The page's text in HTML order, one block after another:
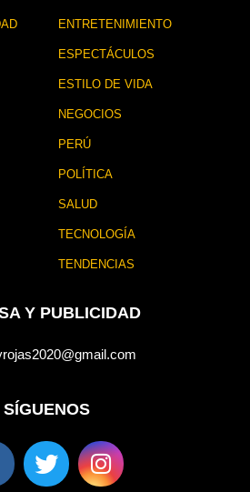
ENTRETENIMIENTO
ESPECTÁCULOS
ESTILO DE VIDA
NEGOCIOS
PERÚ
POLÍTICA
SALUD
TECNOLOGÍA
TENDENCIAS
Y PUBLICIDAD
SÍGUENOS